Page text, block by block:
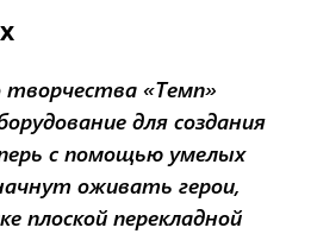
«Темп»
для создания
с помощью умелых
оживать герои,
плоской перекладной